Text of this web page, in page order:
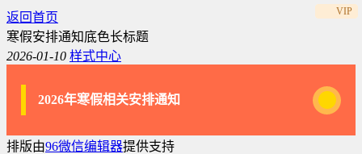
返回首页
寒假安排通知底色长标题
2026-01-10 样式中心
2026年寒假相关安排通知
排版由96微信编辑器提供支持
VIP
VIP
VIP
VIP
VIP
VIP
VIP
VIP